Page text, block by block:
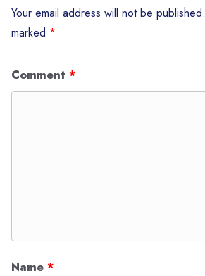
Your email address will not be published.
marked *
Comment *
Name *